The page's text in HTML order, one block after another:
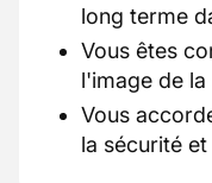
long terme
Vous êtes
l'image de
Vous
la sécurité